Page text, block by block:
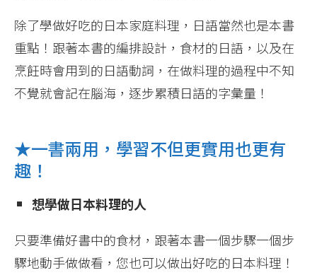
除了學做好吃的日本家庭料理，日語當然也是本書
重點！跟著本書的編排設計，食材的日語，以及在
烹飪時會用到的日語動詞，在做料理的過程中不知
不覺就會記在腦海，逐步累積日語的字彙量！
★一書兩用，學習不但更實用也更有
趣！
想學做日本料理的人
只要準備好書中的食材，跟著本書一個步驟一個步
驟地動手做做看，您也可以做出好吃的日本料理！